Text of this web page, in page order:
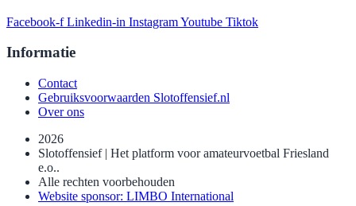
Facebook-f Linkedin-in InstagramYoutube Tiktok
Informatie
Contact
Gebruiksvoorwaarden Slotoffensief.nl
Over ons
2026
Slotoffensief | Het platform voor amateurvoetbal Friesland
e.o..
Alle rechten voorbehouden
Website sponsor: LIMBO International